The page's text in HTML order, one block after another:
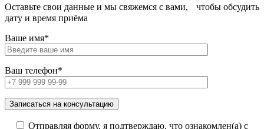
Оставьте свои данные и мы свяжемся с вами, чтобы обсудить
дату и время приёма
Ваше имя*
Ваш телефон*
Отправляя форму, я подтверждаю, что ознакомлен(а) с